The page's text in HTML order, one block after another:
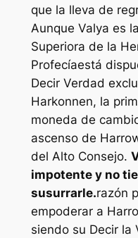
que la lleva de
Aunque Valya es
Superiora de la
Profecíaestá
Decir Verdad
Harkonnen, la
moneda de
ascenso de
del Alto Consejo.
impotente y no
susurrarle.razón
empoderar a
siendo su Decir la